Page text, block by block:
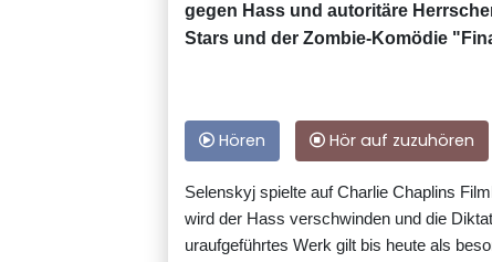
gegen Hass und autoritäre
Stars und der Zombie-Komödie
Hören Hör auf zuzuhören
Selenskyj spielte auf Charlie Chaplins
wird der Hass verschwinden und die
uraufgeführtes Werk gilt bis heute als